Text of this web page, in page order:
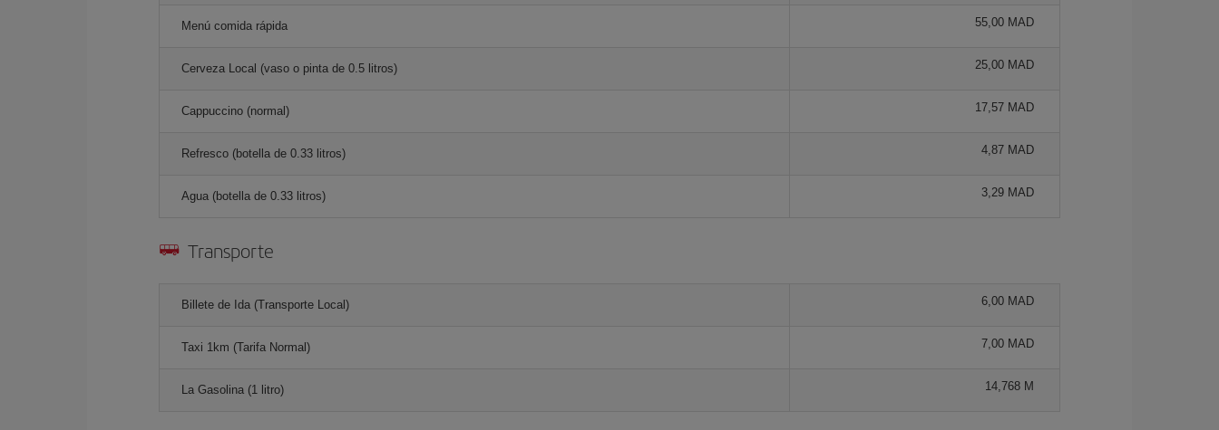
Menú comida rápida 55,00 MAD
Cerveza Local (vaso o pinta de 0.5 litros) 25,00 MAD
Cappuccino (normal) 17,57 MAD
Refresco (botella de 0.33 litros) 4,87 MAD
Agua (botella de 0.33 litros) 3,29 MAD
Transporte
Billete de Ida (Transporte Local) 6,00 MAD
Taxi 1km (Tarifa Normal) 7,00 MAD
La Gasolina (1 litro) 14,768 M